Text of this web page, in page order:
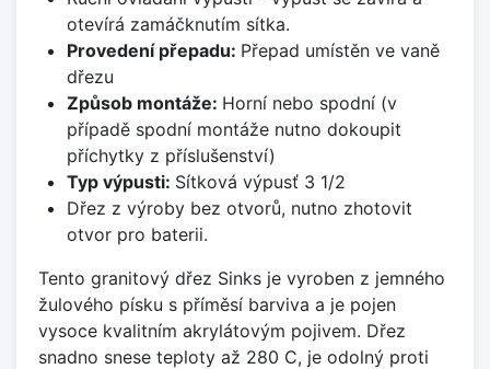
otevírá zamáčknutím sítka.
Provedení přepadu: Přepad umístěn ve vaně
dřezu
Způsob montáže: Horní nebo spodní (v
případě spodní montáže nutno dokoupit
příchytky z příslušenství)
Typ výpusti: Sítková výpusť 3 1/2
Dřez z výroby bez otvorů, nutno zhotovit
otvor pro baterii.
Tento granitový dřez Sinks je vyroben z jemného
žulového písku s příměsí barviva a je pojen
vysoce kvalitním akrylátovým pojivem. Dřez
snadno snese teploty až 280 C, je odolný proti